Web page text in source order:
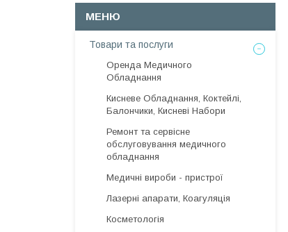
Товари та послуги
Оренда Медичного
Обладнання
Кисневе Обладнання, Коктейлі,
Балончики, Кисневі Набори
Ремонт та сервісне
обслуговування медичного
обладнання
Медичні вироби - пристрої
Лазерні апарати, Коагуляція
Косметологія